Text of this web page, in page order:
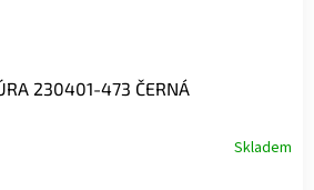
230401-473 ČERNÁ
Skladem